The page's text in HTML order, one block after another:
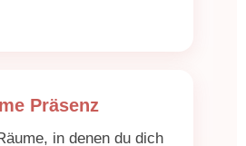
Präsenz
in denen du dich